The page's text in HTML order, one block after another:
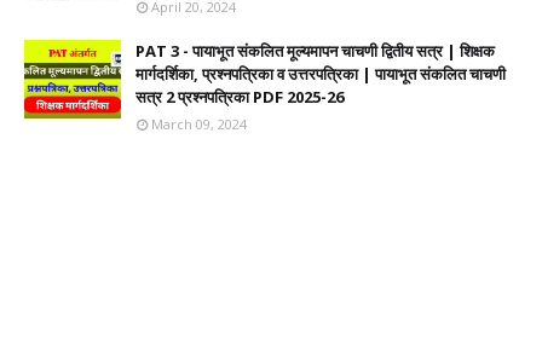
April 20, 2024
PAT 3 - पायाभूत संकलित मूल्यमापन चाचणी द्वितीय सत्र | शिक्षक
मार्गदर्शिका, प्रश्नपत्रिका व उत्तरपत्रिका | पायाभूत संकलित चाचणी
सत्र 2 प्रश्नपत्रिका PDF 2025-26
March 09, 2024